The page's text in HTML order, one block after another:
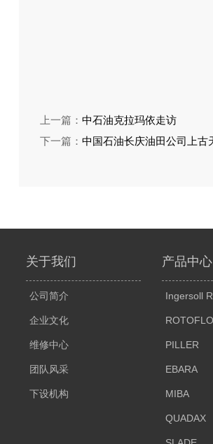
上一篇： 中石油克拉玛依走访
下一篇： 中国石油长庆油田公司上古
关于我们
公司简介
企业文化
维修中心
团队风采
下设机构
产品中心
Ingersoll
PILLER
EBARA
MIBA
QUADAX